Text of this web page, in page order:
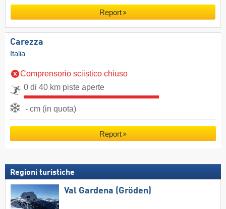
Report
Carezza
Italia
Comprensorio sciistico chiuso
0 di 40 km piste aperte
- cm (in quota)
Report
Regioni turistiche
Val Gardena (Gröden)